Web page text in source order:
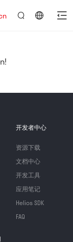
开发者中心
资源下载
文档中心
开发工具
应用笔记
Helios SDK
FAQ